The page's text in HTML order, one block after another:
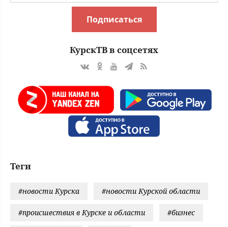
Подписаться
КурскТВ в соцсетях
Теги
#новости Курска #новости Курской области
#происшествия в Курске и области #бизнес